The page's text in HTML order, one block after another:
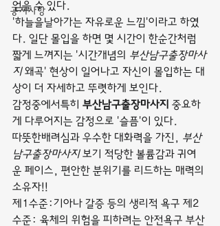
공지사항
얻을 수 있다.
'하늘을날아가는 자유로운 느낌'이라고 하였
다. 일단 몰입을 하면 몇 시간이 한순간처럼
짧게 느껴지는 '시간개념의 부산남구출장마사
지 왜곡' 현상이 일어나고 자신이 몰입하는 대
상이 더 자세하고 뚜렷하게 보인다.
감정중에서특히 부산남구출장마사지 중요하
게 다루어지는 감정으로 '슬픔'이 있다.
따뜻한배려심과 우수한 대화력을 가진, 부산
남구출장마사지 보기 적당한 볼륨감과 귀여
운 페이스, 편안한 분위기를 리드하는 매력의
소유자!!
제1수준:기아나 갈증 등의 생리적 욕구 제2
수준: 육체의 위험을 피하려는 안전욕구 부산